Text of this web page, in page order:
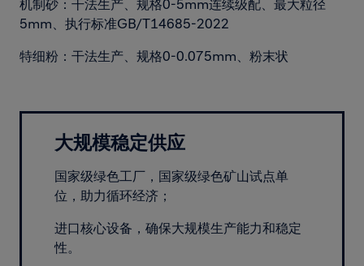
机制砂：干法生产、规格0-5mm连续级配、最大粒径
5mm、执行标准GB/T14685-2022
特细粉：干法生产、规格0-0.075mm、粉末状
大规模稳定供应
国家级绿色工厂，国家级绿色矿山试点单
位，助力循环经济；
进口核心设备，确保大规模生产能力和稳定
性。